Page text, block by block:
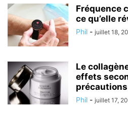
Fréquence
ce qu’elle
Phil - juillet 18,
Le
effets
Phil - juillet 17,